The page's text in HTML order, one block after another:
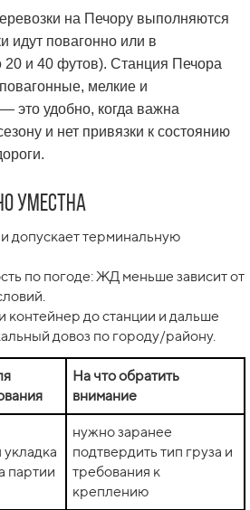
на Печору выполняются
идут повагонно или в
20 и 40 футов). Станция Печора
мелкие и
это удобно, когда важна
и нет привязки к состоянию
уместна
допускает терминальную
по погоде: ЖД меньше зависит от
контейнер до станции и дальше
довоз по городу/району.
На что обратить
внимание
партии
нужно заранее
подтвердить тип груза и
требования к
креплению